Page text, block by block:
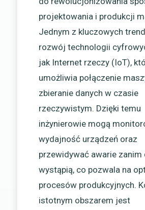
projektowania i produkcji
Jednym z kluczowych
rozwój technologii
jak Internet rzeczy (IoT),
umożliwia połączenie
zbieranie danych w czasie
rzeczywistym. Dzięki temu
inżynierowie mogą
wydajność urządzeń oraz
przewidywać awarie zanim
wystąpią, co pozwala na
procesów produkcyjnych.
istotnym obszarem jest